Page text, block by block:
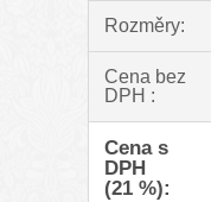
Rozměry:
Cena bez
DPH :
Cena s
DPH
(21 %):